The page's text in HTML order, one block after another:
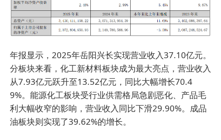
年报显示，2025年岳阳兴长实现营业收入37.10亿元。
分板块来看，化工新材料板块成为最大亮点，营业收入
从7.93亿元跃升至13.52亿元，同比大幅增长70.4
9%。能源化工板块受行业供需格局急剧恶化、产品毛
利大幅收窄的影响，营业收入同比下滑29.90%。成品
油板块则实现了39.62%的增长。